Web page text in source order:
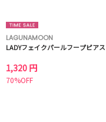
LAGUNAMOON
LADYフェイクパールフープピアス
1,320 円
70%OFF